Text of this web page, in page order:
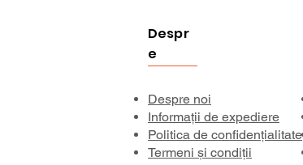
Despr
e
Despre noi
Informații de expediere
Politica de confidențialitate
Termeni și condiții